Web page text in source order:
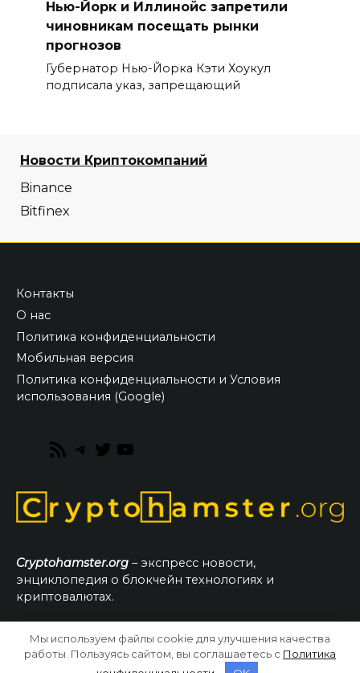
Нью-Йорк и Иллинойс запретили
чиновникам посещать рынки
прогнозов
Губернатор Нью-Йорка Кэти Хоукул
подписала указ, запрещающий
Новости Криптокомпаний
Binance
Bitfinex
Контакты
О нас
Политика конфиденциальности
Мобильная версия
Политика конфиденциальности и Условия
использования (Google)
RSS
Telegram
Twitter
Cryptohamster.org – экспресс новости,
энциклопедия о блокчейн технологиях и
криптовалютах.
© 2026 CryptoHamster.org
Мы используем файлы cookie для улучшения качества
работы. Пользуясь сайтом, вы соглашаетесь с Политика